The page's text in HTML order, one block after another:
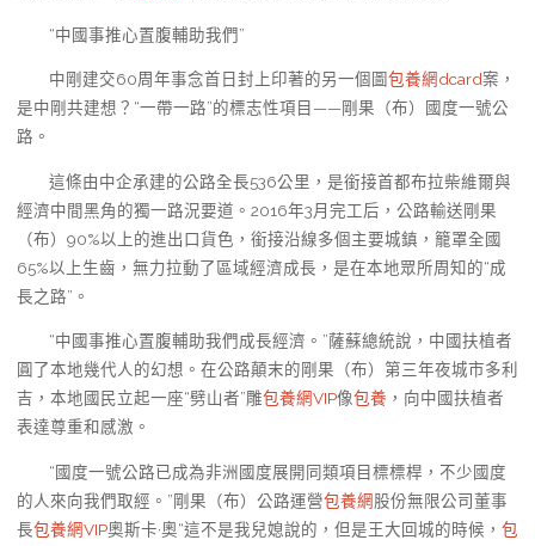
“中國事推心置腹輔助我們”
中剛建交60周年事念首日封上印著的另一個圖包養網dcard案，
是中剛共建想？“一帶一路”的標志性項目——剛果（布）國度一號公
路。
這條由中企承建的公路全長536公里，是銜接首都布拉柴維爾與
經濟中間黑角的獨一路況要道。2016年3月完工后，公路輸送剛果
（布）90%以上的進出口貨色，銜接沿線多個主要城鎮，籠罩全國
65%以上生齒，無力拉動了區域經濟成長，是在本地眾所周知的“成
長之路”。
“中國事推心置腹輔助我們成長經濟。”薩蘇總統說，中國扶植者
圓了本地幾代人的幻想。在公路顛末的剛果（布）第三年夜城市多利
吉，本地國民立起一座“劈山者”雕包養網VIP像包養 ，向中國扶植者
表達尊重和感激。
“國度一號公路已成為非洲國度展開同類項目標標桿，不少國度
的人來向我們取經。”剛果（布）公路運營包養網股份無限公司董事
長包養網VIP奧斯卡·奧“這不是我兒媳說的，但是王大回城的時候， 包